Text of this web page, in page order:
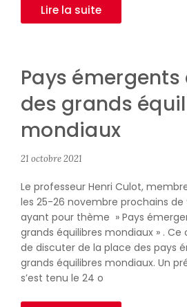
Lire la suite
Pays
des grands
mondiaux
21 octobre 2021
Le professeur Henri Culot,
les 25-26 novembre prochains de
ayant pour thème » Pays
grands équilibres mondiaux » .
de discuter de la place des pays
grands équilibres mondiaux. Un
s’est tenu le 24 o